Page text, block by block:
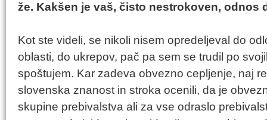
že. Kakšen je vaš, čisto nestrokoven, odnos
Kot ste videli, se nikoli nisem opredeljeval do
oblasti, do ukrepov, pač pa sem se trudil po
spoštujem. Kar zadeva obvezno cepljenje, naj
slovenska znanost in stroka ocenili, da je
skupine prebivalstva ali za vse odraslo